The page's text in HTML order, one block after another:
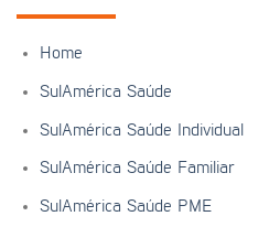
Home
SulAmérica Saúde
SulAmérica Saúde Individual
SulAmérica Saúde Familiar
SulAmérica Saúde PME